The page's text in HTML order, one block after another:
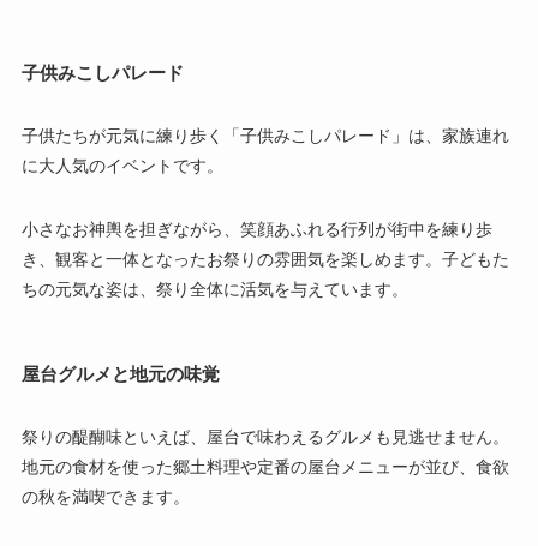
子供みこしパレード
子供たちが元気に練り歩く「子供みこしパレード」は、家族連れ
に大人気のイベントです。
小さなお神輿を担ぎながら、笑顔あふれる行列が街中を練り歩
き、観客と一体となったお祭りの雰囲気を楽しめます。子どもた
ちの元気な姿は、祭り全体に活気を与えています。
屋台グルメと地元の味覚
祭りの醍醐味といえば、屋台で味わえるグルメも見逃せません。
地元の食材を使った郷土料理や定番の屋台メニューが並び、食欲
の秋を満喫できます。